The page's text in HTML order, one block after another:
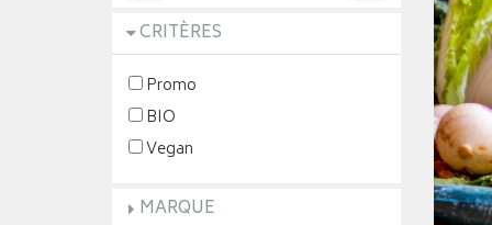
CRITÈRES
Promo
BIO
Vegan
MARQUE